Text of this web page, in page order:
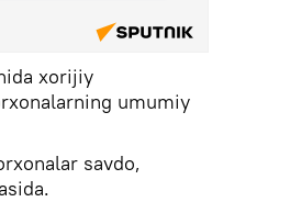
xorijiy
umumiy
savdo,